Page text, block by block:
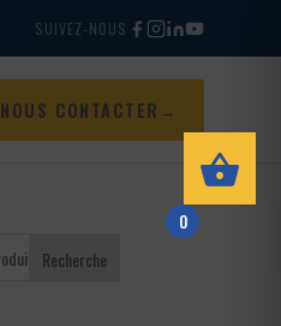
SUIVEZ-NOUS
NOUS CONTACTER
Recherche
0